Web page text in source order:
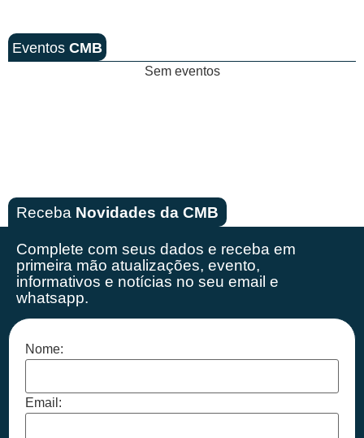
Eventos CMB
Sem eventos
Receba Novidades da CMB
Complete com seus dados e receba em
primeira mão atualizações, evento,
informativos e notícias no seu email e
whatsapp.
Nome:
Email: